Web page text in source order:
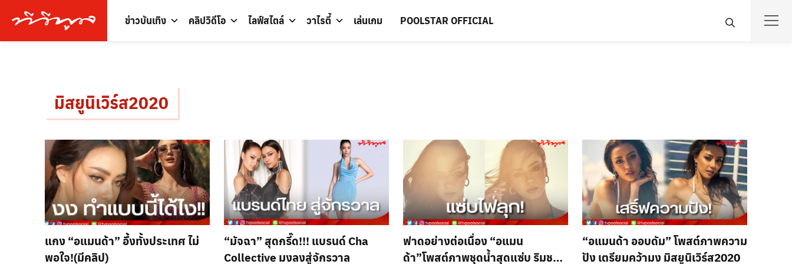
ข่าวบันเทิง คลิปวิดีโอ ไลฟ์สไตล์ วาไรตี้ เล่นเกม POOLSTAR OFFICIAL
มิสยูนิเวิร์ส2020
แกง “อแมนด้า” อึ้งทั้งประเทศ ไม่
พอใจ!(มีคลิป)
“มัจฉา” สุดกรี๊ด!!! แบรนด์ Cha
Collective มงลงสู่จักรวาล
ฟาดอย่างต่อเนื่อง “อแมน
ด้า”โพสต์ภาพชุดน้ำสุดแซ่บ ริมชาย
“อแมนด้า ออบดัม” โพสต์ภาพความ
ปัง เตรียมคว้ามง มิสยูนิเวิร์ส2020